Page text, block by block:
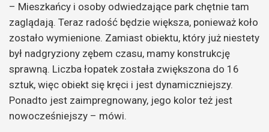
– Mieszkańcy i osoby odwiedzające park chętnie tam
zaglądają. Teraz radość będzie większa, ponieważ koło
zostało wymienione. Zamiast obiektu, który już niestety
był nadgryziony zębem czasu, mamy konstrukcję
sprawną. Liczba łopatek została zwiększona do 16
sztuk, więc obiekt się kręci i jest dynamiczniejszy.
Ponadto jest zaimpregnowany, jego kolor też jest
nowocześniejszy – mówi.